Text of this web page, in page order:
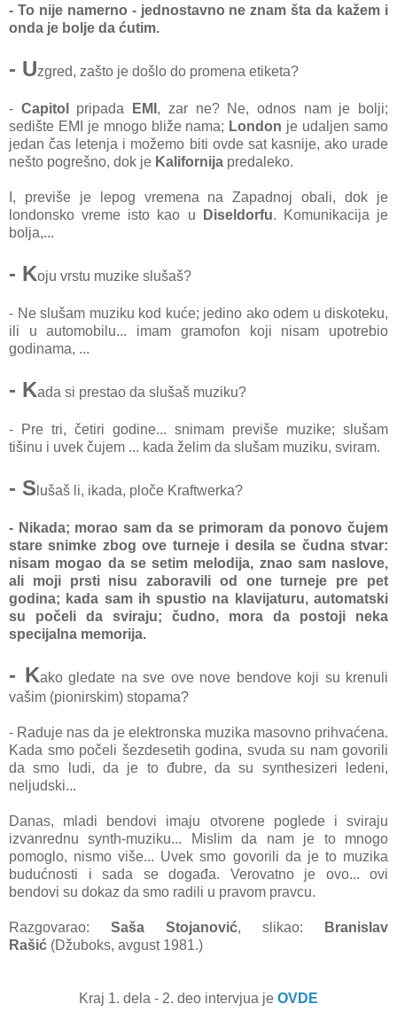
- To nije namerno - jednostavno ne znam šta da kažem i
onda je bolje da ćutim.
- Uzgred, zašto je došlo do promena etiketa?
- Capitol pripada EMI , zar ne? Ne, odnos nam je bolji;
sedište EMI je mnogo bliže nama; London je udaljen samo
jedan čas letenja i možemo biti ovde sat kasnije, ako urade
nešto pogrešno, dok je Kalifornija predaleko.
I, previše je lepog vremena na Zapadnoj obali, dok je
londonsko vreme isto kao u
Diseldorfu. Komunikacija je
bolja,...
- Koju vrstu muzike slušaš?
- Ne slušam muziku kod kuće; jedino ako odem u diskoteku,
ili u automobilu... imam gramofon koji nisam upotrebio
godinama, ...
- Kada si prestao da slušaš muziku?
- Pre tri, četiri godine... snimam previše muzike; slušam
tišinu i uvek čujem ... kada želim da slušam muziku, sviram.
- S lušaš li, ikada, ploče Kraftwerka?
- Nikada; morao sam da se primoram da ponovo čujem
stare snimke zbog ove turneje i desila se čudna stvar:
nisam mogao da se setim melodija, znao sam naslove,
ali moji prsti nisu zaboravili od one turneje pre pet
godina; kada sam ih spustio na klavijaturu, automatski
su počeli da sviraju; čudno, mora da postoji neka
specijalna memorija.
- Kako gledate na sve ove nove bendove koji su krenuli
vašim (pionirskim) stopama?
- Raduje nas da je elektronska muzika masovno prihvaćena.
Kada smo počeli šezdesetih godina, svuda su nam govorili
da smo ludi, da je to đubre, da su synthesizeri ledeni,
neljudski...
Danas, mladi bendovi imaju otvorene poglede i sviraju
izvanrednu synth-muziku... Mislim da nam je to mnogo
pomoglo, nismo više... Uvek smo govorili da je to muzika
budućnosti i sada se događa. Verovatno je ovo... ovi
bendovi su dokaz da smo radili u pravom pravcu.
Razgovarao: Saša Stojanović, slikao:
Branislav
Rašić (Džuboks, avgust 1981.)
Kraj 1. dela - 2. deo intervjua je OVDE